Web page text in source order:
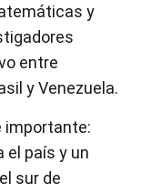
y
entre
y Venezuela.
importante:
el país y un
sur de